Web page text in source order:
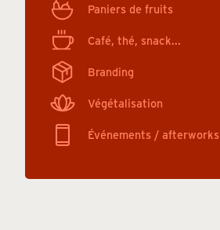
Paniers de fruits
Café, thé, snack...
Branding
Végétalisation
Événements / afterworks